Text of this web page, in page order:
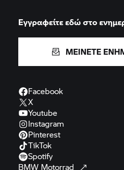
Εγγραφείτε εδώ στο
ΜΕΙΝΕΤΕ
Facebook
X
Youtube
Instagram
Pinterest
TikTok
Spotify
BMW Motorrad